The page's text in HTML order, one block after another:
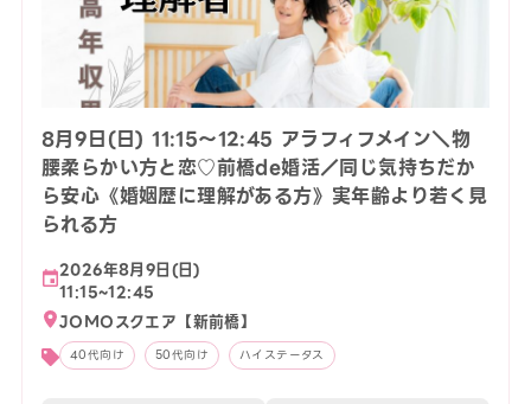
8月9日(日) 11:15〜12:45 アラフィフメイン＼物
腰柔らかい方と恋♡前橋de婚活／同じ気持ちだか
ら安心《婚姻歴に理解がある方》実年齢より若く見
られる方
2026年8月9日(日)
11:15~12:45
JOMOスクエア【新前橋】
40代向け 50代向け ハイステータス